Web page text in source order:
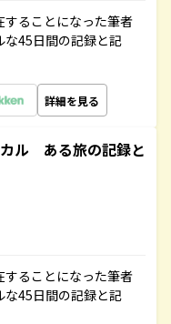
ることになった筆者
な45日間の記録と記
詳細を見る
ル ある旅の記録と
ることになった筆者
な45日間の記録と記